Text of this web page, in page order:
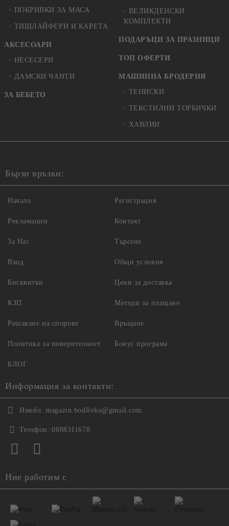
ПОКРИВКИ ЗА МАСА
ТИШЛАЙФЕРИ И КАРЕТА
АКСЕСОАРИ
НЕСЕСЕРИ
ДАМСКИ ЧАНТИ
ЗА БЕБЕТО
ВЕЛИКДЕНСКИ
КОМПЛЕКТИ
ПОДАРЪЦИ ЗА ПРАЗНИЦИ
ТОП ОФЕРТИ
МАШИННА БРОДЕРИЯ
ТЕНИСКИ
ТЕКСТИЛНИ ТОРБИЧКИ
ХАВЛИИ
Бързи връзки:
Начало
Рекламации
За Нас
Вход
Регистрация
Контакт
Търсене
Общи условия
Бисквитки
КЗП
Решаване на спорове
Политика за поверителност
Цени за доставка
Методи за плащане
Връщане
Бонус програма
БЛОГ
Информация за контакти:
Имейл: magazin.bodlivko@gmail.com
Телефон: 0888311678
Ние работим с